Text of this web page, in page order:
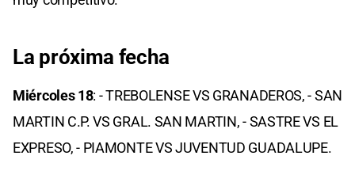
La próxima fecha
Miércoles 18: - TREBOLENSE VS GRANADEROS, - SAN
MARTIN C.P. VS GRAL. SAN MARTIN, - SASTRE VS EL
EXPRESO, - PIAMONTE VS JUVENTUD GUADALUPE.